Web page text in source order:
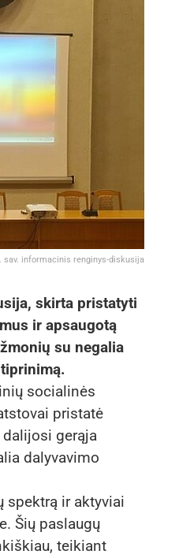
sav. informacinis renginys-diskusija
skirta pristatyti
ir apsaugotą
su negalia
socialinės
pristatė
gerąja
dalyvavimo
spektrą ir aktyviai
Šių paslaugų
teikiant